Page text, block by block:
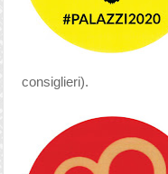
consiglieri).